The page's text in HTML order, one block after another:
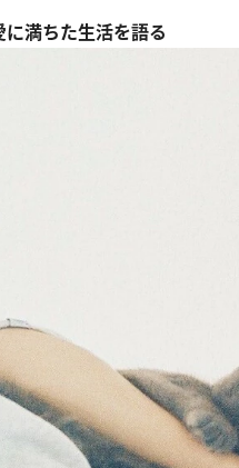
満ちた生活を語る